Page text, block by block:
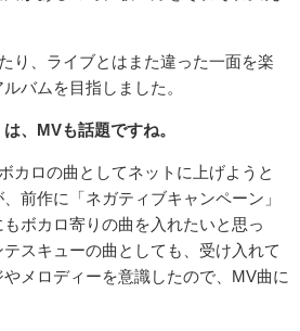
り、ライブとはまた違った一面を楽
バムを目指しました。
、MVも話題ですね。
カロの曲としてネットに上げようと
前作に「ネガティブキャンペーン」
ボカロ寄りの曲を入れたいと思っ
スキューの曲としても、受け入れて
メロディーを意識したので、MV曲に